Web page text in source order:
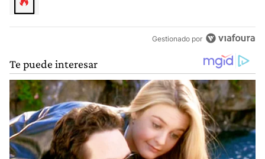
Gestionado por